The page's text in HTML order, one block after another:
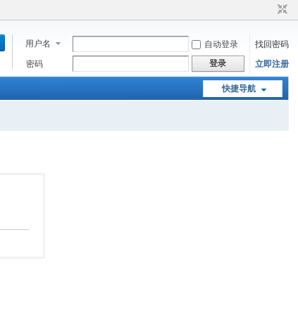
用户名 自动登录
找回密码
密码
登录 立即注册
快捷导航